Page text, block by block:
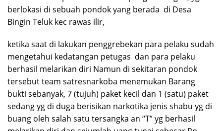
berlokasi di sebuah pondok yang berada di Desa
Bingin Teluk kec rawas ilir,
ketika saat di lakukan penggrebekan para pelaku sudah
mengetahui kedatangan petugas dan para pelaku
berhasil melarikan diri Namun di sekitaran pondok
tersebut team satresnarkoba menemukan Barang
bukti sebanyak, 7 (tujuh) paket kecil dan 1 (satu) paket
sedang yg di duga berisikan narkotika jenis shabu yg di
buang oleh salah satu tersangka an “T” yg berhasil